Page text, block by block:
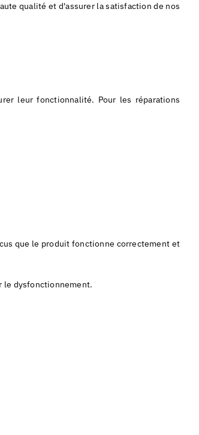
qualité et d'assurer la satisfaction de nos
leur fonctionnalité. Pour les réparations
que le produit fonctionne correctement et
le dysfonctionnement.